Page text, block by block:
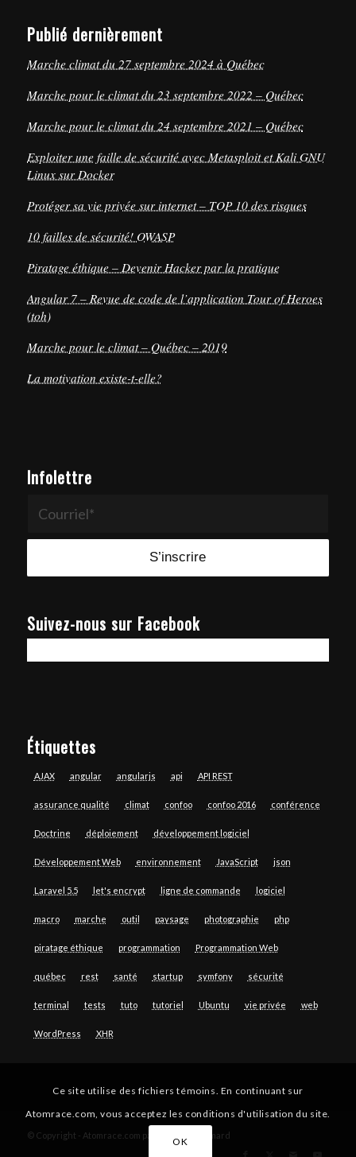
Publié dernièrement
Marche climat du 27 septembre 2024 à Québec
Marche pour le climat du 23 septembre 2022 – Québec
Marche pour le climat du 24 septembre 2021 – Québec
Exploiter une faille de sécurité avec Metasploit et Kali GNU
Linux sur Docker
Protéger sa vie privée sur internet – TOP 10 des risques
10 failles de sécurité! OWASP
Piratage éthique – Devenir Hacker par la pratique
Angular 7 – Revue de code de l’application Tour of Heroes
(toh)
Marche pour le climat – Québec – 2019
La motivation existe-t-elle?
Infolettre
Suivez-nous sur Facebook
Étiquettes
AJAX angular angularjs api API REST
assurance qualité climat confoo confoo 2016 conférence
Doctrine déploiement développement logiciel
Développement Web environnement JavaScript json
Laravel 5.5 let's encrypt ligne de commande logiciel
macro marche outil paysage photographie php
piratage éthique programmation Programmation Web
québec rest santé startup symfony sécurité
terminal tests tuto tutoriel Ubuntu vie privée web
WordPress XHR
© Copyright - Atomrace.com par Guillaume Simard
Ce site utilise des fichiers témoins. En continuant sur
Atomrace.com, vous acceptez les conditions d'utilisation du site.
OK